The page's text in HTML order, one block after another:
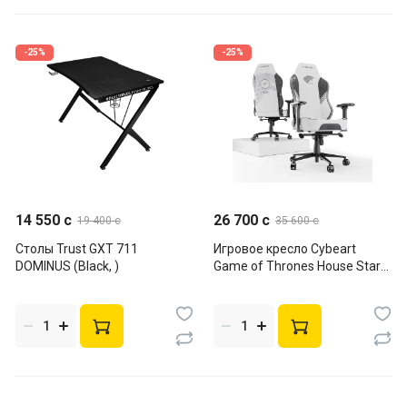
-25%
14 550 c 19 400 c
Столы Trust GXT 711
DOMINUS (Black, )
-25%
26 700 c 35 600 c
Игровое кресло Cybeart
Game of Thrones House Stark